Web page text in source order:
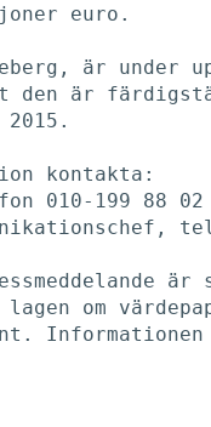
euro.
är under
den är
kontakta:
010-199 88 02
är
om